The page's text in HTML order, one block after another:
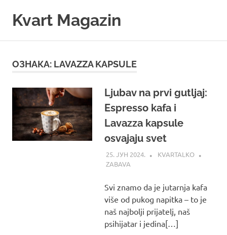
Kvart Magazin
vas!
ОЗНАКА: LAVAZZA KAPSULE
Ljubav na prvi gutljaj:
Espresso kafa i
Lavazza kapsule
osvajaju svet
25. ЈУН 2024.
KVARTALKO
ZABAVA
Svi znamo da je jutarnja kafa
više od pukog napitka – to je
naš najbolji prijatelj, naš
psihijatar i jedina[…]